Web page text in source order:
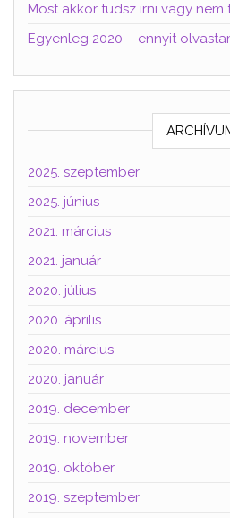
Most akkor tudsz írni vagy nem
Egyenleg 2020 – ennyit
2025. szeptember
2025. június
2021. március
2021. január
2020. július
2020. április
2020. március
2020. január
2019. december
2019. november
2019. október
2019. szeptember